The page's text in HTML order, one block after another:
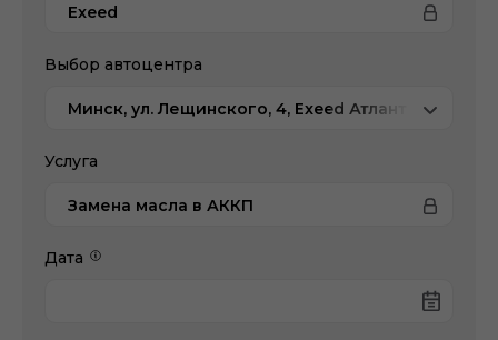
Exeed
Выбор автоцентра
Минск, ул. Лещинского, 4, Exeed Атлант-М
Услуга
Замена масла в АККП
Дата